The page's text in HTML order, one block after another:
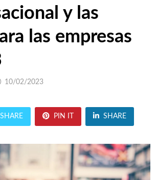
y las
las empresas
10/02/2023
SHARE PIN IT SHARE